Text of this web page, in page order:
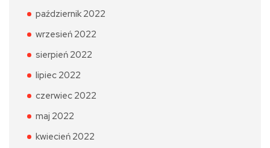
październik 2022
wrzesień 2022
sierpień 2022
lipiec 2022
czerwiec 2022
maj 2022
kwiecień 2022